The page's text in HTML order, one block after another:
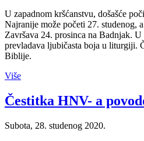
U zapadnom kršćanstvu, došašće
Najranije može početi 27. studenog,
Završava 24. prosinca na Badnjak.
prevladava ljubičasta boja u liturgiji.
Biblije.
Više
Čestitka HNV- a
Subota, 28. studenog 2020.